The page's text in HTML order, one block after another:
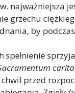
najważniejsza
grzechu
by
przed